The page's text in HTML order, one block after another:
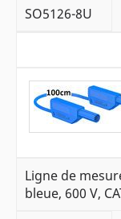
SO5126-8U
Ligne de
bleue, 600 V,